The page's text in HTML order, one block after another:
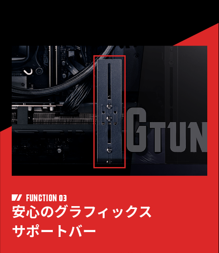
FUNCTION 03
安心のグラフィックス
サポートバー